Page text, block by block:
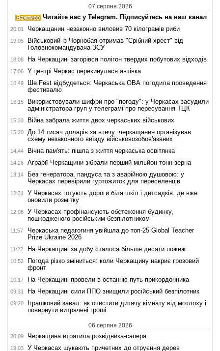
07 серпня 2026
Читайте нас у Telegram. Підписуйтесь на наш канал
20:01 Черкащанин незаконно виловив 70 кілограмів риби
19:05
Військовий із Чорнобая отримав "Срібний хрест" від
Головнокомандувача ЗСУ
18:08 На Черкащині загорівся полігон твердих побутових відходів
17:06 У центрі Черкас перекинулася автівка
16:49
Ше.Fest відбудеться: Черкаська ОВА погодила проведення
фестивалю
16:15
Використовували шифри про "погоду": у Черкасах засудили
адміністратора груп у телеграмі про пересування ТЦК
15:33 Війна забрала життя двох черкаських військових
15:20
До 14 тисяч доларів за втечу: черкащанин організував
схему незаконного виїзду військовозобов'язаних
14:44 Вічна пам'ять: пішла з життя черкаська освітянка
14:26 Аграрії Черкащини зібрали перший мільйон тонн зерна
13:14
Без генератора, пандуса та з аварійною душовою: у
Черкасах перевірили гуртожиток для переселенців
12:31
У Черкасах готують дороги біля шкіл і дитсадків: де вже
оновили розмітку
12:08
У Черкасах профінансують обстеження будинку,
пошкодженого російським безпілотником
11:57
Черкаська педагогиня увійшла до топ-25 Global Teacher
Prize Ukraine 2026
11:22 На Черкащині за добу сталося більше десяти пожеж
10:52
Погода різко зміниться: коли Черкащину накриє грозовий
фронт
10:17 На Черкащині провели в останню путь прикордонника
09:31 На Черкащині сили ППО знищили російський безпілотник
09:20
Іграшковий завал: як очистити дитячу кімнату від мотлоху і
повернути витрачені гроші
06 серпня 2026
20:09 Черкащина втратила розвідника-сапера
19:03 У Черкасах шукають причетних до отруєння дерев